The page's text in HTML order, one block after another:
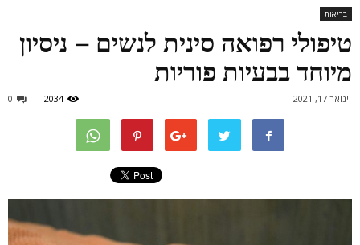
בריאות
טיפולי רפואה סינית לנשים – ניסיון
מיוחד בבעיות פוריות
ינואר 17, 2021 0 2034